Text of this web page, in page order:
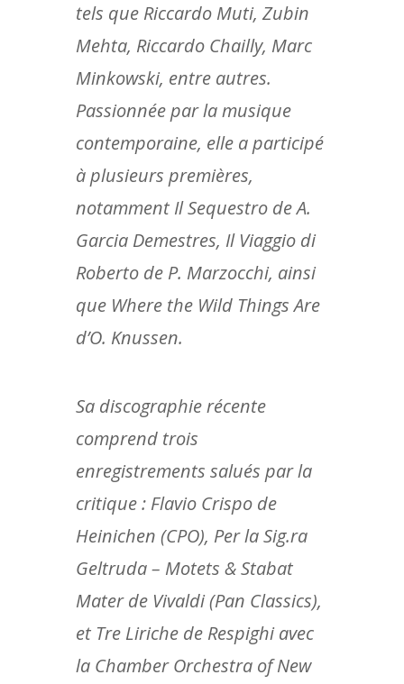
tels que Riccardo Muti, Zubin
Mehta, Riccardo Chailly, Marc
Minkowski, entre autres.
Passionnée par la musique
contemporaine, elle a participé
à plusieurs premières,
notamment Il Sequestro de A.
Garcia Demestres, Il Viaggio di
Roberto de P. Marzocchi, ainsi
que Where the Wild Things Are
d’O. Knussen.
Sa discographie récente
comprend trois
enregistrements salués par la
critique : Flavio Crispo de
Heinichen (CPO), Per la Sig.ra
Geltruda – Motets & Stabat
Mater de Vivaldi (Pan Classics),
et Tre Liriche de Respighi avec
la Chamber Orchestra of New